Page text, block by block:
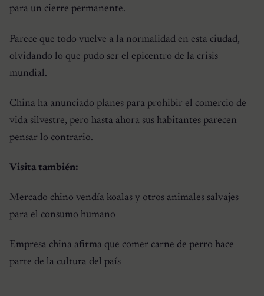
para un cierre permanente.
Parece que todo vuelve a la normalidad en esta ciudad,
olvidando lo que pudo ser el epicentro de la crisis
mundial.
China ha anunciado planes para prohibir el comercio de
vida silvestre, pero hasta ahora sus habitantes parecen
pensar lo contrario.
Visita también:
Mercado chino vendía koalas y otros animales salvajes
para el consumo humano
Empresa china afirma que comer carne de perro hace
parte de la cultura del país